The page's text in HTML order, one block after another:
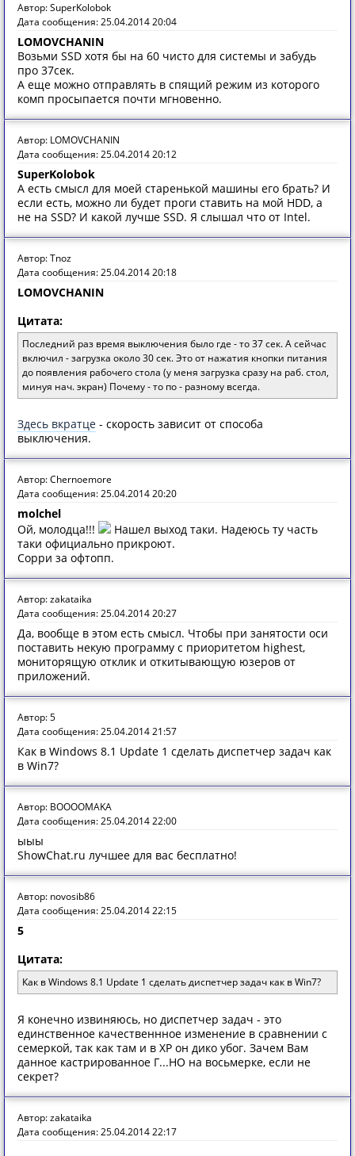
Автор: SuperKolobok
Дата сообщения: 25.04.2014 20:04
LOMOVCHANIN
Возьми SSD хотя бы на 60 чисто для системы и забудь
про 37сек.
А еще можно отправлять в спящий режим из которого
комп просыпается почти мгновенно.
Автор: LOMOVCHANIN
Дата сообщения: 25.04.2014 20:12
SuperKolobok
А есть смысл для моей старенькой машины его брать? И
если есть, можно ли будет проги ставить на мой HDD, а
не на SSD? И какой лучше SSD. Я слышал что от Intel.
Автор: Tnoz
Дата сообщения: 25.04.2014 20:18
LOMOVCHANIN
Цитата:
Последний раз время выключения было где - то 37 сек. А сейчас
включил - загрузка около 30 сек. Это от нажатия кнопки питания
до появления рабочего стола (у меня загрузка сразу на раб. стол,
минуя нач. экран) Почему - то по - разному всегда.
Здесь вкратце - скорость зависит от способа
выключения.
Автор: Chernoemore
Дата сообщения: 25.04.2014 20:20
molchel
Ой, молодца!!!
Нашел выход таки. Надеюсь ту часть
таки официально прикроют.
Сорри за офтопп.
Автор: zakataika
Дата сообщения: 25.04.2014 20:27
Да, вообще в этом есть смысл. Чтобы при занятости оси
поставить некую программу с приоритетом highest,
мониторящую отклик и откитывающую юзеров от
приложений.
Автор: 5
Дата сообщения: 25.04.2014 21:57
Как в Windоws 8.1 Update 1 сделать диспетчер задач как
в Win7?
Автор: BOOOOMAKA
Дата сообщения: 25.04.2014 22:00
ыыы
ShowChat.ru лучшее для вас бесплатно!
Автор: novosib86
Дата сообщения: 25.04.2014 22:15
5
Цитата:
Как в Windоws 8.1 Update 1 сделать диспетчер задач как в Win7?
Я конечно извиняюсь, но диспетчер задач - это
единственное качественнное изменение в сравнении с
семеркой, так как там и в XP он дико убог. Зачем Вам
данное кастрированное Г...НО на восьмерке, если не
секрет?
Автор: zakataika
Дата сообщения: 25.04.2014 22:17